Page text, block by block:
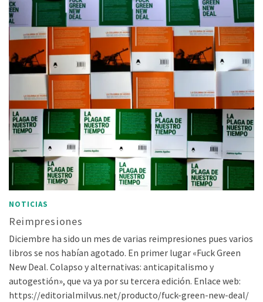
NOTICIAS
Reimpresiones
Diciembre ha sido un mes de varias reimpresiones pues varios
libros se nos habían agotado. En primer lugar «Fuck Green
New Deal. Colapso y alternativas: anticapitalismo y
autogestión», que va ya por su tercera edición. Enlace web:
https://editorialmilvus.net/producto/fuck-green-new-deal/